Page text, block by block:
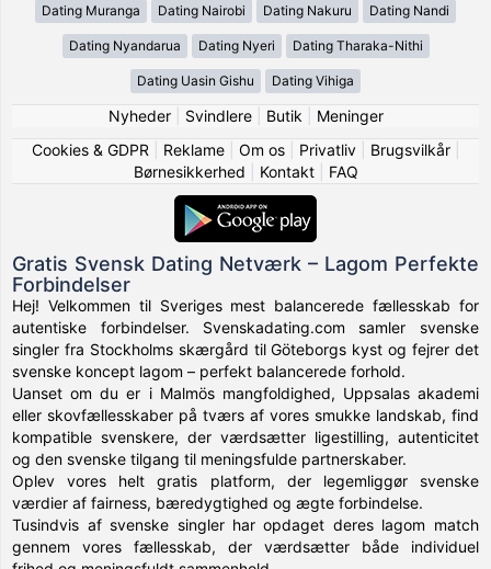
Dating Muranga Dating Nairobi Dating Nakuru Dating Nandi
Dating Nyandarua Dating Nyeri Dating Tharaka-Nithi
Dating Uasin Gishu Dating Vihiga
Nyheder| Svindlere| Butik
Meninger
Cookies & GDPR
Reklame| Om os| Privatliv| Brugsvilkår|
Børnesikkerhed
Kontakt| FAQ
Gratis Svensk Dating Netværk – Lagom Perfekte
Forbindelser
Hej! Velkommen til Sveriges mest balancerede fællesskab for
autentiske forbindelser. Svenskadating.com samler svenske
singler fra Stockholms skærgård til Göteborgs kyst og fejrer det
svenske koncept lagom – perfekt balancerede forhold.
Uanset om du er i Malmös mangfoldighed, Uppsalas akademi
eller skovfællesskaber på tværs af vores smukke landskab, find
kompatible svenskere, der værdsætter ligestilling, autenticitet
og den svenske tilgang til meningsfulde partnerskaber.
Oplev vores helt gratis platform, der legemliggør svenske
værdier af fairness, bæredygtighed og ægte forbindelse.
Tusindvis af svenske singler har opdaget deres lagom match
gennem vores fællesskab, der værdsætter både individuel